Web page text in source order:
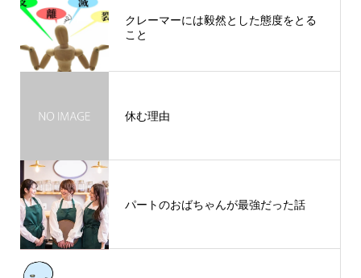
クレーマーには毅然とした態度をとる
こと
休む理由
パートのおばちゃんが最強だった話